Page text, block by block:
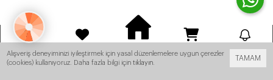
Kargo! - - Tüm Ürünlerde Ücretsiz Kargo! - - Tüm Ürünlerde Ücretsiz
Straplez Bel Kemer Detay Elbise Kahve Dijital Baskılı Likralı Glop Detaylı Mini Elbise
BILDIRIM
TAMAM
Alışveriş deneyiminizi iyileştirmek için yasal düzenlemelere uygun çerezler
(cookies) kullanıyoruz. Daha fazla bilgi için tıklayın